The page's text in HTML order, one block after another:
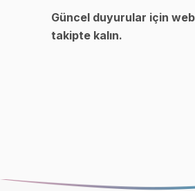
Güncel duyurular için
takipte kalın.